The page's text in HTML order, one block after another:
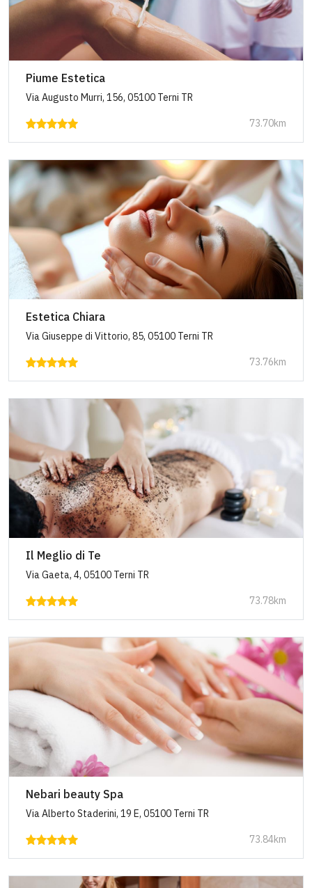
Piume Estetica
Via Augusto Murri, 156, 05100 Terni TR
73.70km
Estetica Chiara
Via Giuseppe di Vittorio, 85, 05100 Terni TR
73.76km
Il Meglio di Te
Via Gaeta, 4, 05100 Terni TR
73.78km
Nebari beauty Spa
Via Alberto Staderini, 19 E, 05100 Terni TR
73.84km